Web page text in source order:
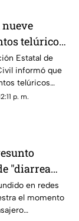
telúricos
Civil da
Estatal de
informó que
telúricos
la noche del
p. m.
"diarrea
en
público;
en redes
el momento